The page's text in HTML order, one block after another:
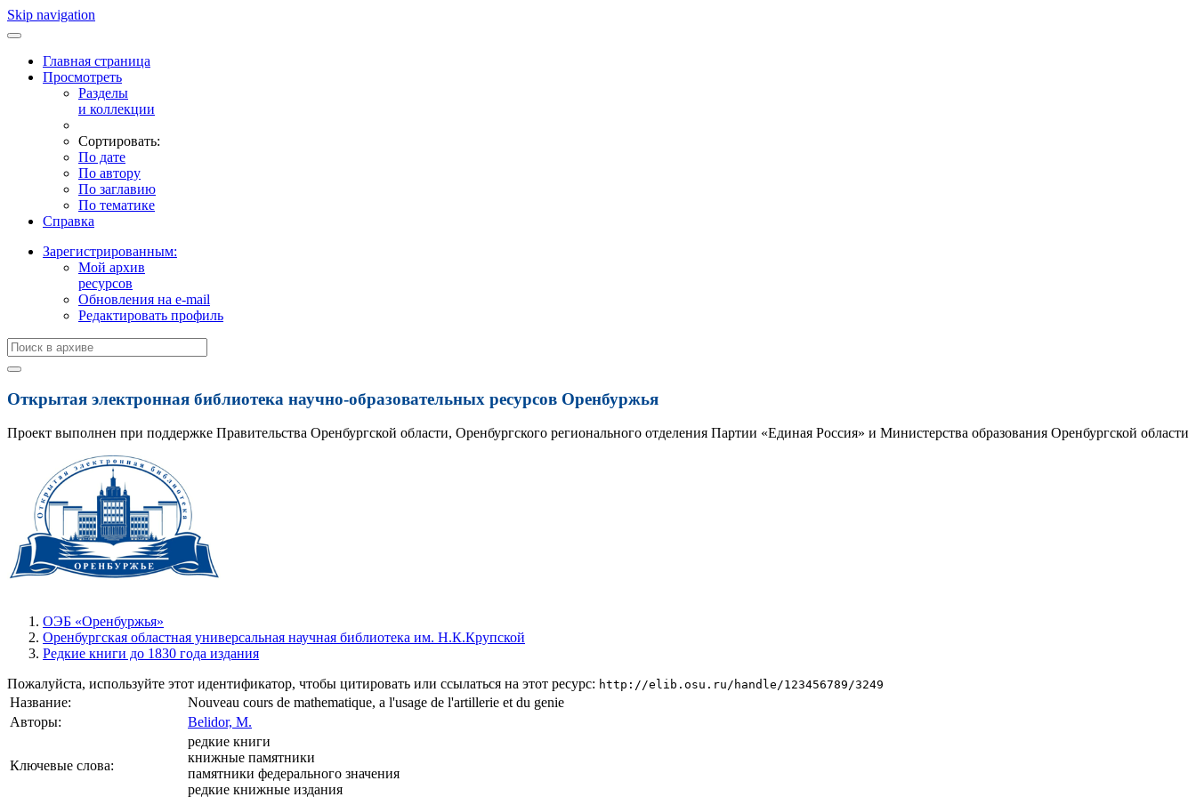
Skip navigation
Главная страница
Просмотреть
Разделы
и коллекции
Сортировать:
По дате
По автору
По заглавию
По тематике
Справка
Зарегистрированным:
Мой архив
ресурсов
Обновления на e-mail
Редактировать профиль
Открытая электронная библиотека научно-образовательных ресурсов Оренбуржья
Проект выполнен при поддержке Правительства Оренбургской области, Оренбургского регионального отделения Партии «Единая Россия» и Министерства образования Оренбургской области
ОЭБ «Оренбуржья»
Оренбургская областная универсальная научная библиотека им. Н.К.Крупской
Редкие книги до 1830 года издания
Пожалуйста, используйте этот идентификатор, чтобы цитировать или ссылаться на этот ресурс: http://elib.osu.ru/handle/123456789/3249
Название:
Nouveau cours de mathematique, a l'usage de l'artillerie et du genie
Авторы:
Belidor, M.
Ключевые слова:
редкие книги
книжные памятники
памятники федерального значения
редкие книжные издания